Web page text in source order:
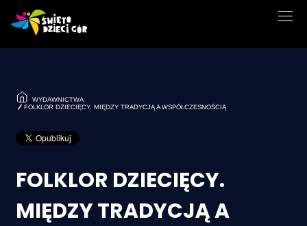
WYDAWNICTWA
FOLKLOR DZIECIĘCY. MIĘDZY TRADYCJĄ A WSPÓŁCZESNOŚCIĄ
FOLKLOR DZIECIĘCY.
MIĘDZY TRADYCJĄ A